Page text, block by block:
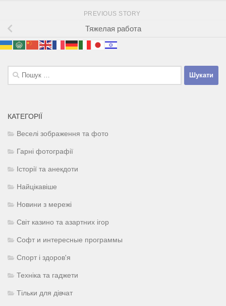
PREVIOUS STORY
Тяжелая работа
Пошук:
КАТЕГОРІЇ
Веселі зображення та фото
Гарні фотографії
Історії та анекдоти
Найцікавіше
Новини з мережі
Світ казино та азартних ігор
Софт и интересные программы
Спорт і здоров'я
Техніка та гаджети
Тільки для дівчат